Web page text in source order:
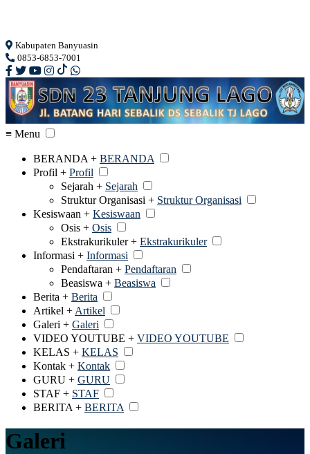
Kabupaten Banyuasin
0853-6853-7001
≡ Menu
BERANDA + BERANDA
Profil + Profil
Sejarah + Sejarah
Struktur Organisasi + Struktur Organisasi
Kesiswaan + Kesiswaan
Osis + Osis
Ekstrakurikuler + Ekstrakurikuler
Informasi + Informasi
Pendaftaran + Pendaftaran
Beasiswa + Beasiswa
Berita + Berita
Artikel + Artikel
Galeri + Galeri
VIDEO YOUTUBE + VIDEO YOUTUBE
KELAS + KELAS
Kontak + Kontak
GURU + GURU
STAF + STAF
BERITA + BERITA
Galeri